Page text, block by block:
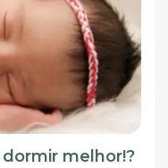
melhor!?